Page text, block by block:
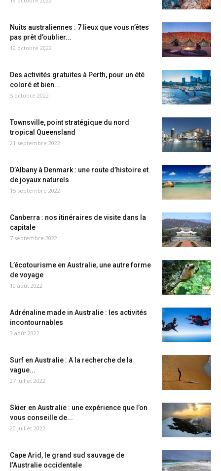
Nuits australiennes : 7 lieux que vous n’êtes
pas prêt d’oublier...
12 octobre 2022
Des activités gratuites à Perth, pour un été
coloré et bien...
5 octobre 2022
Townsville, point stratégique du nord
tropical Queensland
21 septembre 2022
D’Albany à Denmark : une route d’histoire et
de joyaux naturels
15 septembre 2022
Canberra : nos itinéraires de visite dans la
capitale
7 septembre 2022
L’écotourisme en Australie, une autre forme
de voyage
10 août 2022
Adrénaline made in Australie : les activités
incontournables
3 août 2022
Surf en Australie : A la recherche de la
vague...
27 juillet 2022
Skier en Australie : une expérience que l’on
vous conseille de...
20 juillet 2022
Cape Arid, le grand sud sauvage de
l’Australie occidentale